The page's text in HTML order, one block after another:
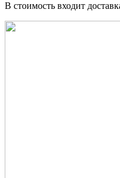
В стоимость входит